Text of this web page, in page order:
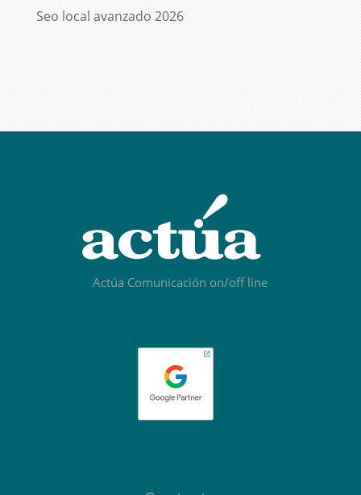
Seo local avanzado 2026
Actúa Comunicación on/off line